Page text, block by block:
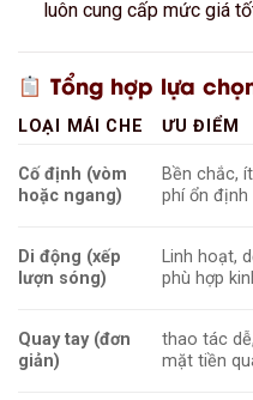
luôn cung cấp mức giá
Tổng hợp lựa
LOẠI MÁI CHE ƯU ĐIỂM
Cố định (vòm
hoặc ngang)
Bền chắc,
phí ổn định
Di động (xếp
lượn sóng)
Linh hoạt,
phù hợp
Quay tay (đơn
giản)
thao tác
mặt tiền